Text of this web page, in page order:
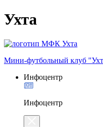
Ухта
Мини-футбольный клуб
Инфоцентр
Инфоцентр